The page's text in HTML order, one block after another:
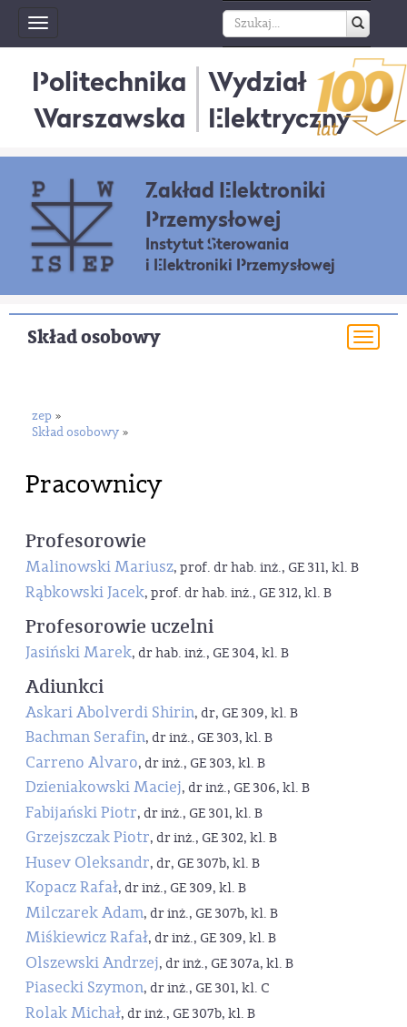
Toggle
navigation
Politechnika
Warszawska
Wydział
Elektryczny
Zakład Elektroniki
Przemysłowej
Instytut Sterowania
i Elektroniki Przemysłowej
Skład osobowy
zep »
Skład osobowy »
Pracownicy
Profesorowie
Malinowski Mariusz, prof. dr hab. inż., GE 311, kl. B
Rąbkowski Jacek, prof. dr hab. inż., GE 312, kl. B
Profesorowie uczelni
Jasiński Marek, dr hab. inż., GE 304, kl. B
Adiunkci
Askari Abolverdi Shirin, dr, GE 309, kl. B
Bachman Serafin, dr inż., GE 303, kl. B
Carreno Alvaro, dr inż., GE 303, kl. B
Dzieniakowski Maciej, dr inż., GE 306, kl. B
Fabijański Piotr, dr inż., GE 301, kl. B
Grzejszczak Piotr, dr inż., GE 302, kl. B
Husev Oleksandr, dr, GE 307b, kl. B
Kopacz Rafał, dr inż., GE 309, kl. B
Milczarek Adam, dr inż., GE 307b, kl. B
Miśkiewicz Rafał, dr inż., GE 309, kl. B
Olszewski Andrzej, dr inż., GE 307a, kl. B
Piasecki Szymon, dr inż., GE 301, kl. C
Rolak Michał, dr inż., GE 307b, kl. B